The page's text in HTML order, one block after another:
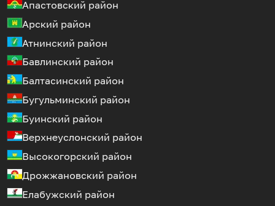
Апастовский район
Арский район
Атнинский район
Бавлинский район
Балтасинский район
Бугульминский район
Буинский район
Верхнеуслонский район
Высокогорский район
Дрожжановский район
Елабужский район